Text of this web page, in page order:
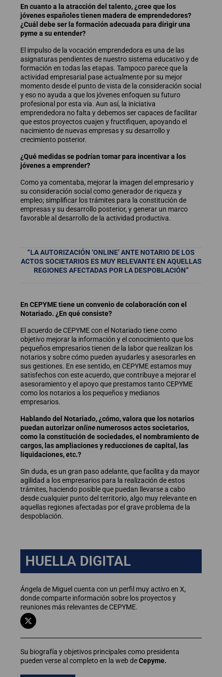
En cuanto a la atracción del talento, ¿cree que los
jóvenes españoles tienen madera de emprendedores?
¿Cuál debe ser la formación adecuada para dirigir una
pyme a su entender?
El impulso de la vocación emprendedora es una de las
asignaturas pendientes de nuestro sistema educativo y de
formación en todas las etapas. Tampoco parece que la
actividad empresarial pase actualmente por su mejor
momento desde el punto de vista de la consideración social
y eso no ayuda a que los jóvenes enfoquen su futuro
profesional por esta vía. Aun así, la iniciativa
emprendedora no falta y debemos ser capaces de facilitar
que estos proyectos cuajen y fructifiquen, apoyando el
nacimiento de nuevas empresas y su desarrollo y
crecimiento posterior.
¿Qué medidas se podrían tomar para incentivar a los
jóvenes a emprender?
Como ya comentaba, mejorar la imagen del empresario y
su consideración social como generador de riqueza y
empleo; simplificar los trámites para la constitución de
empresas y su desarrollo posterior, y generar un marco
favorable al desarrollo de la actividad productiva.
“LA AUTORIZACIÓN ‘ONLINE’ ANTE NOTARIO DE LOS
ACTOS SOCIETARIOS ES MUY RELEVANTE EN AQUELLAS
REGIONES AFECTADAS POR LA DESPOBLACIÓN”
En CEPYME tiene un convenio de colaboración con el
Notariado. ¿En qué consiste?
El acuerdo de CEPYME con el Notariado tiene como
objetivo mejorar la información y el conocimiento que los
pequeños empresarios tienen de la labor que realizan los
notarios y sobre cómo pueden ayudarles y asesorarles en
sus gestiones. En ese sentido, en CEPYME estamos muy
satisfechos con este acuerdo, que contribuye a mejorar el
asesoramiento y el apoyo que prestamos tanto CEPYME
como los notarios a los pequeños y medianos
empresarios.
Hablando del Notariado, ¿cómo, valora que los notarios
puedan autorizaronlinenumerosos actos societarios,
como la constitución de sociedades, el nombramiento de
cargos, las ampliaciones y reducciones de capital, las
liquidaciones, etc.?
Sin duda, es un gran paso adelante, que facilita y da mayor
agilidad a los empresarios para la realización de estos
trámites, haciendo posible que puedan llevarse a cabo
desde cualquier punto del territorio, algo muy relevante en
aquellas regiones afectadas por el grave problema de la
despoblación.
HUELLA DIGITAL
Ángela de Miguel cuenta con un perfil muy activo en X,
donde comparte información sobre los proyectos y
reuniones más relevantes de CEPYME.
Su biografía y objetivos principales como presidenta
pueden verse al completo en la web deCepyme.